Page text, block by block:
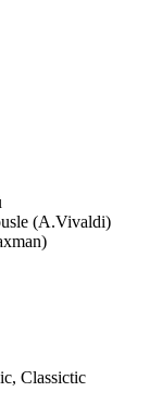
(A.Vivaldi)
Classictic